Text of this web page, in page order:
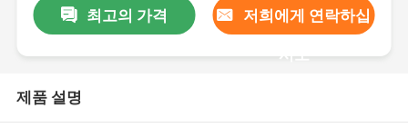
최고의 가격 저희에게 연락하십
시오
제품 설명